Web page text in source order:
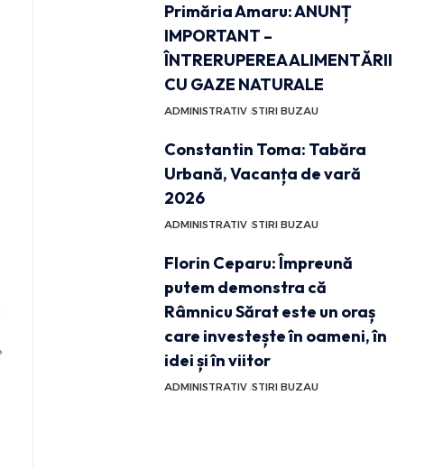
Primăria Amaru: ANUNȚ
IMPORTANT –
ÎNTRERUPEREA ALIMENTĂRII
CU GAZE NATURALE
ADMINISTRATIV STIRI BUZAU
Constantin Toma: Tabăra
Urbană, Vacanța de vară
2026
ADMINISTRATIV STIRI BUZAU
Florin Ceparu: Împreună
putem demonstra că
Râmnicu Sărat este un oraș
care investește în oameni, în
idei și în viitor
ADMINISTRATIV STIRI BUZAU